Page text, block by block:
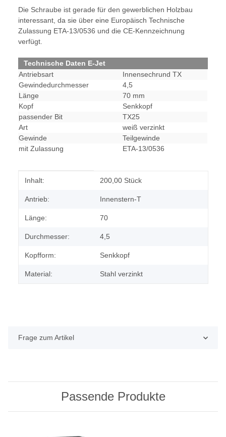
Die Schraube ist gerade für den gewerblichen Holzbau
interessant, da sie über eine Europäisch Technische
Zulassung ETA-13/0536 und die CE-Kennzeichnung
verfügt.
Technische Daten E-Jet
Antriebsart
Innensechrund TX
Gewindedurchmesser
4,5
Länge
70 mm
Kopf
Senkkopf
passender Bit
TX25
Art
weiß verzinkt
Gewinde
Teilgewinde
mit Zulassung
ETA-13/0536
Produkteigenschaft
Wert
Inhalt: 200,00 Stück
Antrieb: Innenstern-T
Länge: 70
Durchmesser: 4,5
Kopfform: Senkkopf
Material: Stahl verzinkt
Frage zum Artikel
Passende Produkte